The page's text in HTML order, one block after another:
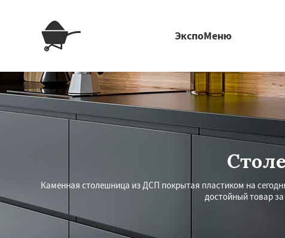
ЭкспоМеню
Каменная столешница из ДСП покрытая пластиком на
достойный товар